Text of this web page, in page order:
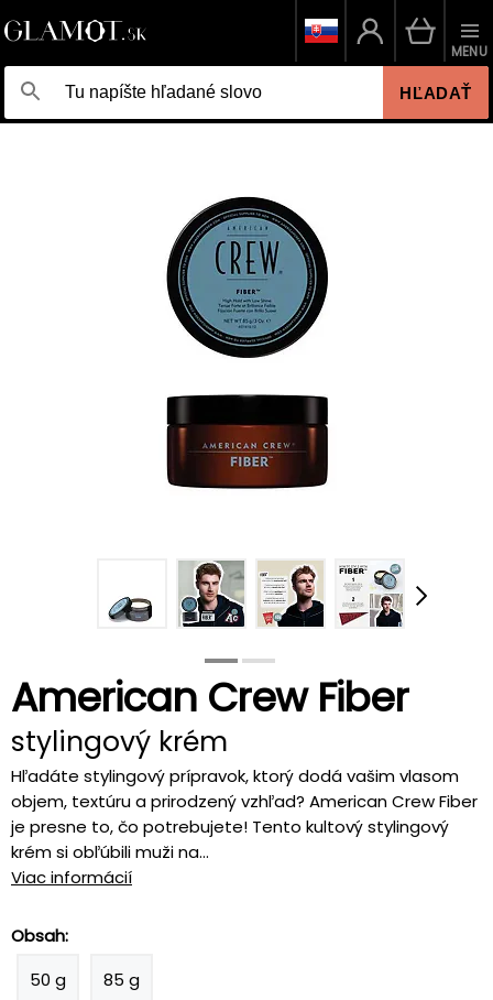
HĽADAŤ
MENU
American Crew Fiber
stylingový krém
Hľadáte stylingový prípravok, ktorý dodá vašim vlasom
objem, textúru a prirodzený vzhľad? American Crew Fiber
je presne to, čo potrebujete! Tento kultový stylingový
krém si obľúbili muži na...
Viac informácií
Obsah:
50 g
85 g